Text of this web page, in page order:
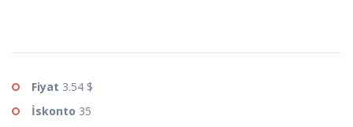
Fiyat 3.54 $
İskonto 35